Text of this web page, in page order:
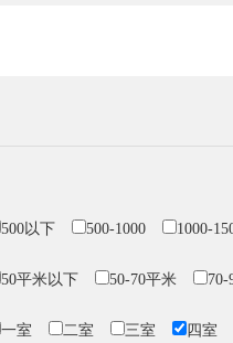
500以下 500-1000 1000-
50平米以下 50-70平米 70-
一室 二室 三室 四室